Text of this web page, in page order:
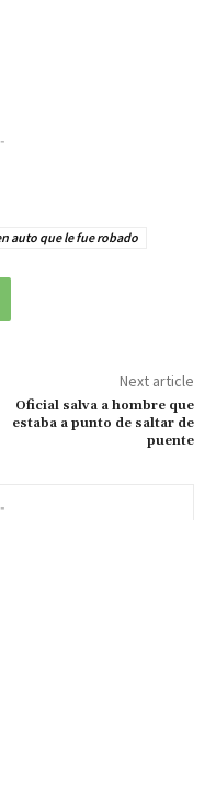
auto que le fue robado
Next article
Oficial salva a hombre que
estaba a punto de saltar de
puente